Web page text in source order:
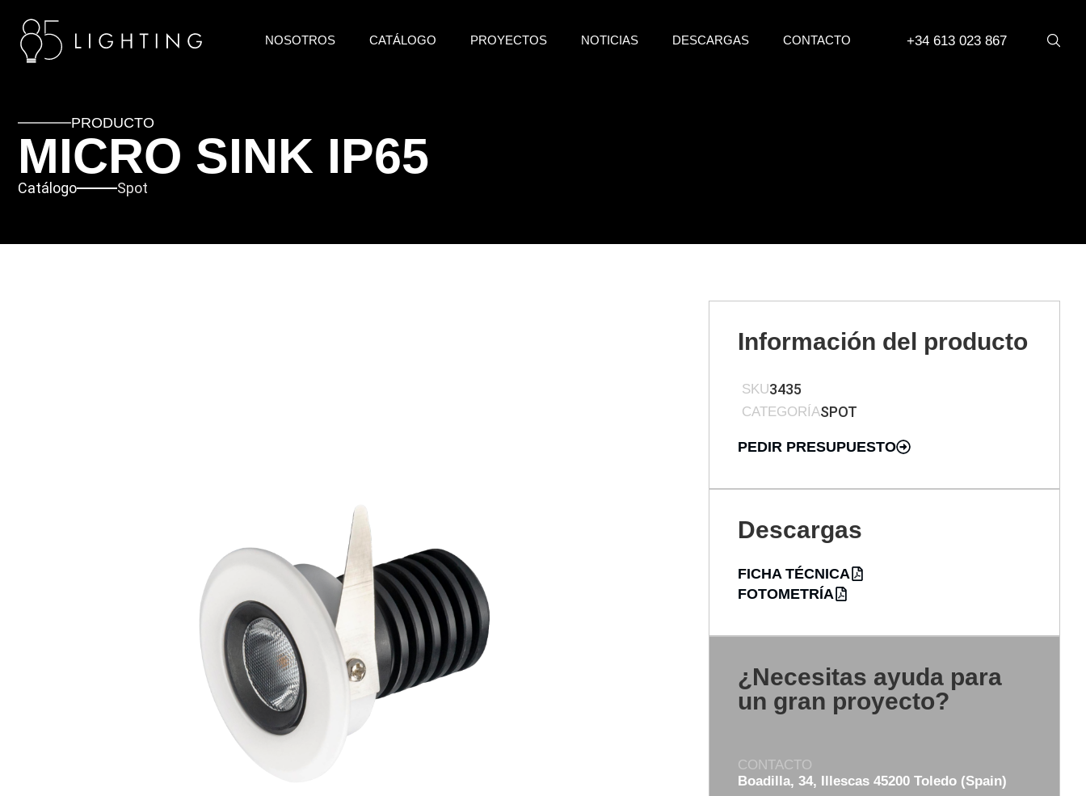
NOSOTROS CATÁLOGO PROYECTOS NOTICIAS DESCARGAS CONTACTO +34 613 023 867
PRODUCTO
MICRO SINK IP65
Catálogo Spot
Información del producto
SKU3435
CATEGORÍASPOT
PEDIR PRESUPUESTO
Descargas
FICHA TÉCNICA
FOTOMETRÍA
¿Necesitas ayuda para
un gran proyecto?
CONTACTO
Boadilla, 34, Illescas 45200 Toledo (Spain)